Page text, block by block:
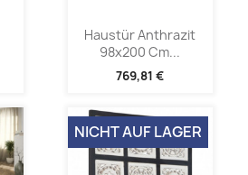
Haustür Anthrazit
98x200 Cm...
769,81 €
NICHT AUF LAGER